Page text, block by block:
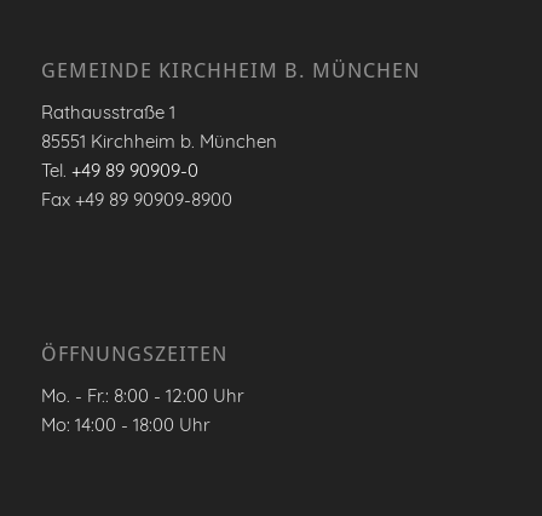
GEMEINDE KIRCHHEIM B. MÜNCHEN
Rathausstraße 1
85551 Kirchheim b. München
Tel. +49 89 90909-0
Fax +49 89 90909-8900
ÖFFNUNGSZEITEN
Mo. - Fr.: 8:00 - 12:00 Uhr
Mo: 14:00 - 18:00 Uhr